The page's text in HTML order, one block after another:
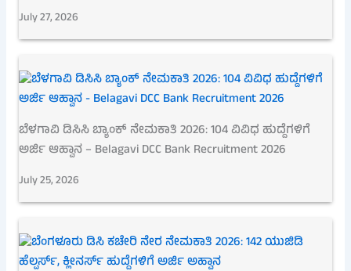
July 27, 2026
ಬೆಳಗಾವಿ ಡಿಸಿಸಿ ಬ್ಯಾಂಕ್ ನೇಮಕಾತಿ 2026: 104 ವಿವಿಧ ಹುದ್ದೆಗಳಿಗೆ
ಅರ್ಜಿ ಆಹ್ವಾನ – Belagavi DCC Bank Recruitment 2026
July 25, 2026